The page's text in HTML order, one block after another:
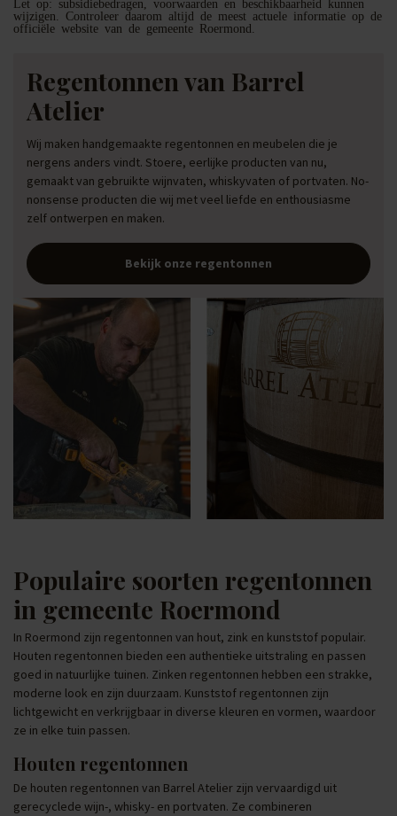
Let op: subsidiebedragen, voorwaarden en beschikbaarheid kunnen
wijzigen. Controleer daarom altijd de meest actuele informatie op de
officiële website van de gemeente Roermond.
Regentonnen van Barrel
Atelier
Wij maken handgemaakte regentonnen en meubelen die je
nergens anders vindt. Stoere, eerlijke producten van nu,
gemaakt van gebruikte wijnvaten, whiskyvaten of portvaten. No-
nonsense producten die wij met veel liefde en enthousiasme
zelf ontwerpen en maken.
Bekijk onze regentonnen
Populaire soorten regentonnen
in gemeente Roermond
In Roermond zijn regentonnen van hout, zink en kunststof populair.
Houten regentonnen bieden een authentieke uitstraling en passen
goed in natuurlijke tuinen. Zinken regentonnen hebben een strakke,
moderne look en zijn duurzaam. Kunststof regentonnen zijn
lichtgewicht en verkrijgbaar in diverse kleuren en vormen, waardoor
ze in elke tuin passen.
Houten regentonnen
De houten regentonnen van Barrel Atelier zijn vervaardigd uit
gerecyclede wijn-, whisky- en portvaten. Ze combineren